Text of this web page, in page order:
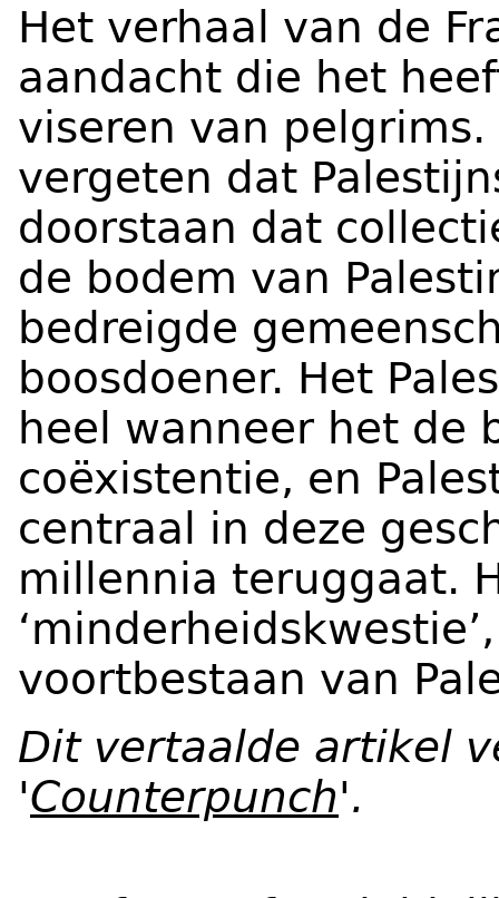
Het verhaal van de
aandacht die het
viseren van
vergeten dat
doorstaan dat
de bodem van
bedreigde
boosdoener. Het
heel wanneer het de
coëxistentie, en
centraal in deze
millennia teruggaat.
voortbestaan van
Dit vertaalde artikel
'Counterpunch'.